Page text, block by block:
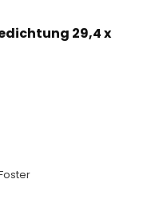
29,4 x